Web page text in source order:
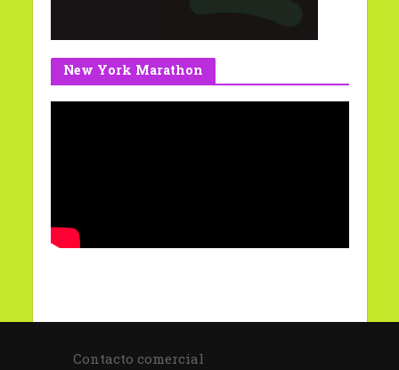
New York Marathon
Contacto comercial